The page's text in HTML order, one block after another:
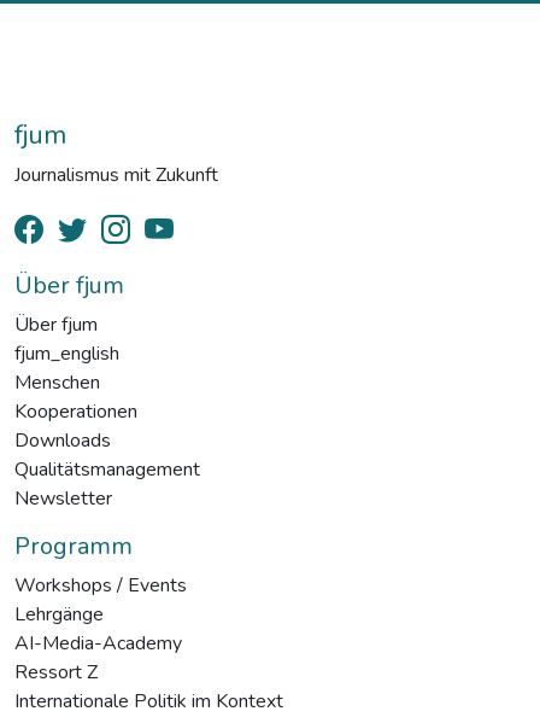
fjum
Journalismus mit Zukunft
Über fjum
Über fjum
fjum_english
Menschen
Kooperationen
Downloads
Qualitätsmanagement
Newsletter
Programm
Workshops / Events
Lehrgänge
AI-Media-Academy
Ressort Z
Internationale Politik im Kontext